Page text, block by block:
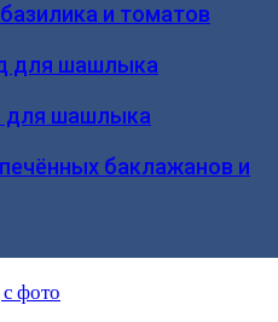
и томатов
для шашлыка
для шашлыка
баклажанов и